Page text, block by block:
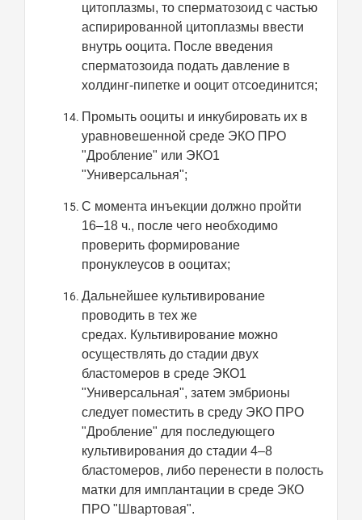
цитоплазмы, то сперматозоид с частью
аспирированной цитоплазмы ввести
внутрь ооцита. После введения
сперматозоида подать давление в
холдинг-пипетке и ооцит отсоединится;
Промыть ооциты и инкубировать их в
уравновешенной среде ЭКО ПРО
"Дробление" или ЭКО1
"Универсальная";
С момента инъекции должно пройти
16–18 ч., после чего необходимо
проверить формирование
пронуклеусов в ооцитах;
Дальнейшее культивирование
проводить в тех же
средах. Культивирование можно
осуществлять до стадии двух
бластомеров в среде ЭКО1
"Универсальная", затем эмбрионы
следует поместить в среду ЭКО ПРО
"Дробление" для последующего
культивирования до стадии 4–8
бластомеров, либо перенести в полость
матки для имплантации в среде ЭКО
ПРО "Швартовая".